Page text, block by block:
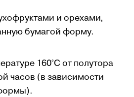
и орехами,
бумагой форму.
160°C от полутора
часов (в зависимости